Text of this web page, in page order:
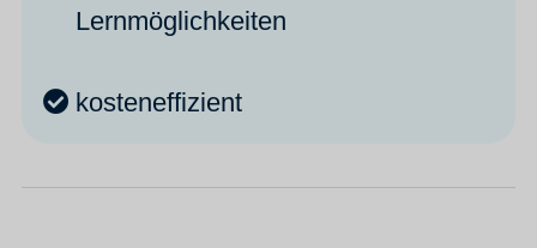
Lernmöglichkeiten
kosteneffizient